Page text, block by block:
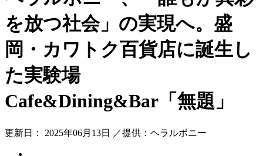
を放つ社会」の実現へ。盛
岡・カワトク百貨店に誕生し
た実験場
Cafe&Dining&Bar「無題」
更新日： 2025年06月13日 ／提供：ヘラルボニー